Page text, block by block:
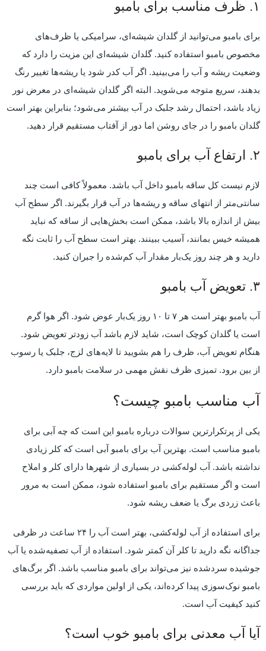
۱. ظرف مناسب برای بامبو
برای بامبو می‌توانید از گلدان شیشه‌ای، سرامیکی یا ظرف‌های
مخصوص بامبو استفاده کنید. گلدان شیشه‌ای این مزیت را دارد که
وضعیت ریشه و آب را می‌بینید. اگر آب کدر شود یا ریشه‌ها تغییر رنگ
بدهند، سریع متوجه می‌شوید. البته اگر گلدان شیشه‌ای در معرض نور
زیاد باشد، احتمال رشد جلبک در آب بیشتر می‌شود؛ بنابراین بهتر است
گلدان بامبو را در جای روشن اما دور از آفتاب مستقیم قرار دهید.
۲. ارتفاع آب برای بامبو
لازم نیست کل ساقه بامبو داخل آب باشد. معمولاً کافی است چند
سانتی‌متر از انتهای ساقه و ریشه‌ها در آب قرار بگیرند. اگر سطح آب
بیش از اندازه بالا باشد، ممکن است بخش‌هایی از ساقه که نباید
همیشه خیس بمانند، آسیب ببینند. بهتر است سطح آب را ثابت نگه
دارید و هر چند روز یک‌بار مقدار آب کم‌شده را جبران کنید.
۳. تعویض آب بامبو
آب بامبو بهتر است هر ۷ تا ۱۰ روز یک‌بار عوض شود. اگر هوا گرم
است یا گلدان کوچک است، شاید لازم باشد آب زودتر تعویض شود.
هنگام تعویض آب، ظرف را هم بشویید تا لایه‌های لزج، جلبک یا رسوب
از بین برود. تمیزی ظرف نقش مهمی در سلامت بامبو دارد.
آب مناسب بامبو چیست؟
یکی از پرتکرارترین سوالات درباره بامبو این است که چه آبی برای
بامبو مناسب است. بهترین آب برای بامبو آبی است که کلر زیادی
نداشته باشد. آب لوله‌کشی در بسیاری از شهرها دارای کلر و املاح
است و اگر مستقیم برای بامبو استفاده شود، ممکن است به مرور
باعث زردی برگ یا ضعف ریشه شود.
برای استفاده از آب لوله‌کشی، بهتر است آب را ۲۴ ساعت در ظرفی
جداگانه نگه دارید تا کلر آن کمتر شود. استفاده از آب تصفیه‌شده یا آب
جوشیده سردشده نیز می‌تواند برای بامبو مناسب باشد. اگر برگ‌های
بامبو نوک‌سوزی پیدا کرده‌اند، یکی از اولین مواردی که باید بررسی
کنید کیفیت آب است.
آیا آب معدنی برای بامبو خوب است؟